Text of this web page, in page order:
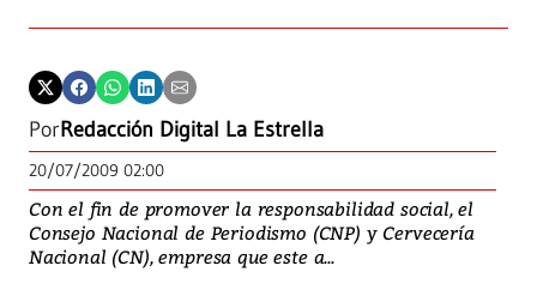
PorRedacción Digital La Estrella
20/07/2009 02:00
Con el fin de promover la responsabilidad social, el
Consejo Nacional de Periodismo (CNP) y Cervecería
Nacional (CN), empresa que este a...